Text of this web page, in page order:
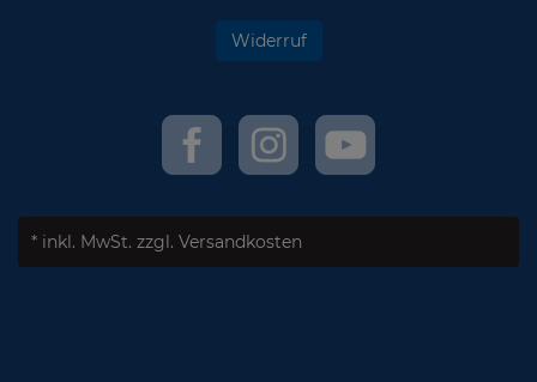
Widerruf
* inkl. MwSt. zzgl. Versandkosten